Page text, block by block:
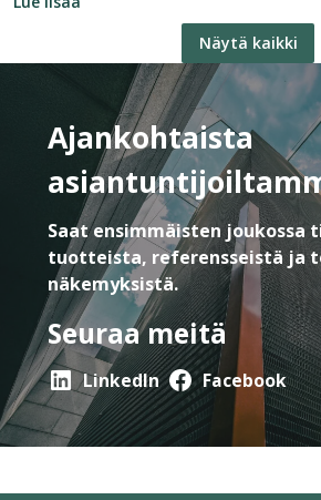
Näytä kaikki
Ajankohtaista
Saat ensimmäisten joukossa
tuotteista, referensseistä ja
näkemyksistä.
Seuraa meitä
LinkedIn Facebook